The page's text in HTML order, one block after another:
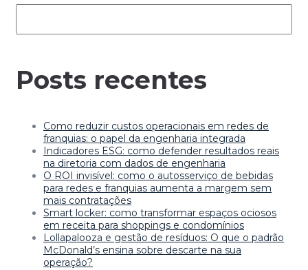
Posts recentes
Como reduzir custos operacionais em redes de
franquias: o papel da engenharia integrada
Indicadores ESG: como defender resultados reais
na diretoria com dados de engenharia
O ROI invisível: como o autosserviço de bebidas
para redes e franquias aumenta a margem sem
mais contratações
Smart locker: como transformar espaços ociosos
em receita para shoppings e condomínios
Lollapalooza e gestão de resíduos: O que o padrão
McDonald’s ensina sobre descarte na sua
operação?